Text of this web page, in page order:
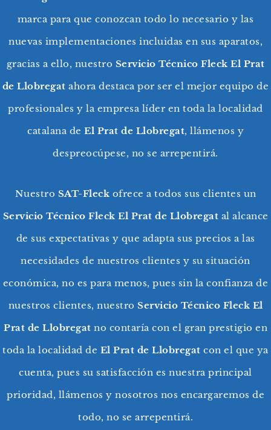
marca para que conozcan todo lo necesario y las
nuevas implementaciones incluidas en sus aparatos,
gracias a ello, nuestro Servicio Técnico Fleck El Prat
de Llobregatahora destaca por ser el mejor equipo de
profesionales y la empresa líder en toda la localidad
catalana de El Prat de Llobregat, llámenos y
despreocúpese, no se arrepentirá.
Nuestro SAT-Fleck ofrece a todos sus clientes un
Servicio Técnico Fleck El Prat de Llobregat al alcance
de sus expectativas y que adapta sus precios a las
necesidades de nuestros clientes y su situación
económica, no es para menos, pues sin la confianza de
nuestros clientes, nuestro Servicio Técnico Fleck El
Prat de Llobregat no contaría con el gran prestigio en
toda la localidad de El Prat de Llobregat con el que ya
cuenta, pues su satisfacción es nuestra principal
prioridad, llámenos y nosotros nos encargaremos de
todo, no se arrepentirá.